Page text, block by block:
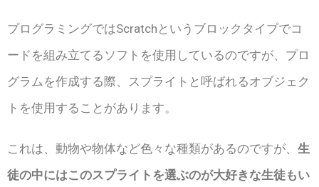
プログラミングではScratchというブロックタイプでコ
ードを組み立てるソフトを使用しているのですが、プロ
グラムを作成する際、スプライトと呼ばれるオブジェク
トを使用することがあります。
これは、動物や物体など色々な種類があるのですが、 生
徒の中にはこのスプライトを選ぶのが大好きな生徒もい